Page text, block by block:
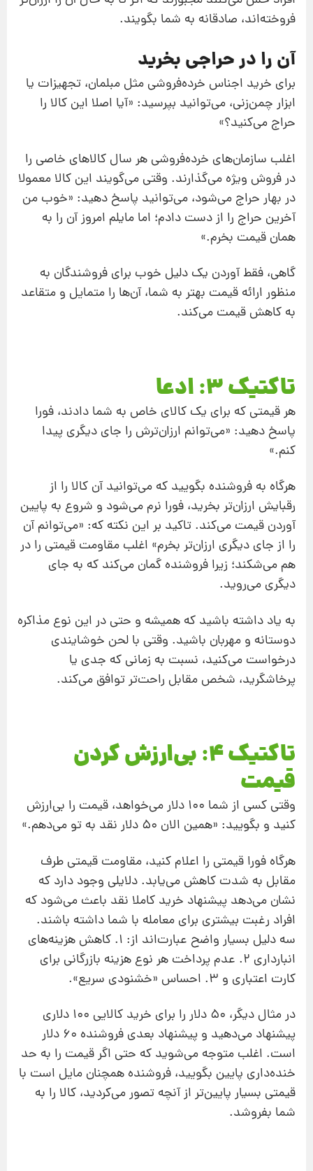
فروختهاند، صادقانه به شما بگویند.
آن را در حراجی بخرید
برای خرید اجناس خردهفروشی مثل مبلمان، تجهیزات یا
ابزار چمنزنی، میتوانید بپرسید: «آیا اصلا این کالا را
حراج میکنید؟»
اغلب سازمانهای خردهفروشی هر سال کالاهای خاصی را
در فروش ویژه میگذارند. وقتی میگویند این کالا معمولا
در بهار حراج میشود، میتوانید پاسخ دهید: «خوب من
آخرین حراج را از دست دادم؛ اما مایلم امروز آن را به
همان قیمت بخرم.»
گاهی، فقط آوردن یک دلیل خوب برای فروشندگان به
منظور ارائه قیمت بهتر به شما، آنها را متمایل و متقاعد
به کاهش قیمت میکند.
تاکتیک 3: ادعا
هر قیمتی که برای یک کالای خاص به شما دادند، فورا
پاسخ دهید: «میتوانم ارزانترش را جای دیگری پیدا
کنم.»
هرگاه به فروشنده بگویید که میتوانید آن کالا را از
رقبایش ارزانتر بخرید، فورا نرم میشود و شروع به پایین
آوردن قیمت میکند. تاکید بر این نکته که: «میتوانم آن
را از جای دیگری ارزان‌تر بخرم» اغلب مقاومت قیمتی را در
هم میشکند؛ زیرا فروشنده گمان میکند که به جای
دیگری میروید.
به یاد داشته باشید که همیشه و حتی در این نوع مذاکره
دوستانه و مهربان باشید. وقتی با لحن خوشایندی
درخواست میکنید، نسبت به زمانی که جدی یا
پرخاشگرید، شخص مقابل راحتتر توافق میکند.
تاکتیک 4: بی ارزش کردن
قیمت
وقتی کسی از شما 100 دلار می خواهد، قیمت را بیارزش
کنید و بگویید: «همین الان 50 دلار نقد به تو می
دهم.»
هرگاه فورا قیمتی را اعلام کنید، مقاومت قیمتی طرف
مقابل به شدت کاهش مییابد. دلایلی وجود دارد که
نشان میدهد پیشنهاد خرید کاملا نقد باعث میشود که
افراد رغبت بیشتری برای معامله با شما داشته باشند.
سه دلیل بسیار واضح عبارتاند از: 1. کاهش هزینه
های
انبارداری 2. عدم پرداخت هر نوع هزینه بازرگانی برای
کارت اعتباری و 3. احساس «خشنودی سریع».
در مثال دیگر، 50 دلار را برای خرید کالایی 100 دلاری
پیشنهاد می
دهید و پیشنهاد بعدی فروشنده 60 دلار
است. اغلب متوجه میشوید که حتی اگر قیمت را به حد
خندهداری پایین بگویید، فروشنده همچنان مایل است با
قیمتی بسیار پایینتر از آنچه تصور میکردید، کالا را به
شما بفروشد.